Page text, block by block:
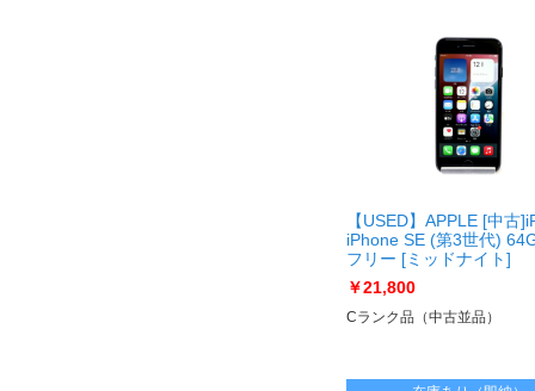
【USED】APPLE [中古
iPhone SE (第3世代)
フリー [ミッドナイト]
[USED]u061661
世代) 64GB SIMフリー [
ナイト]
￥21,800
Cランク品（中古並品）